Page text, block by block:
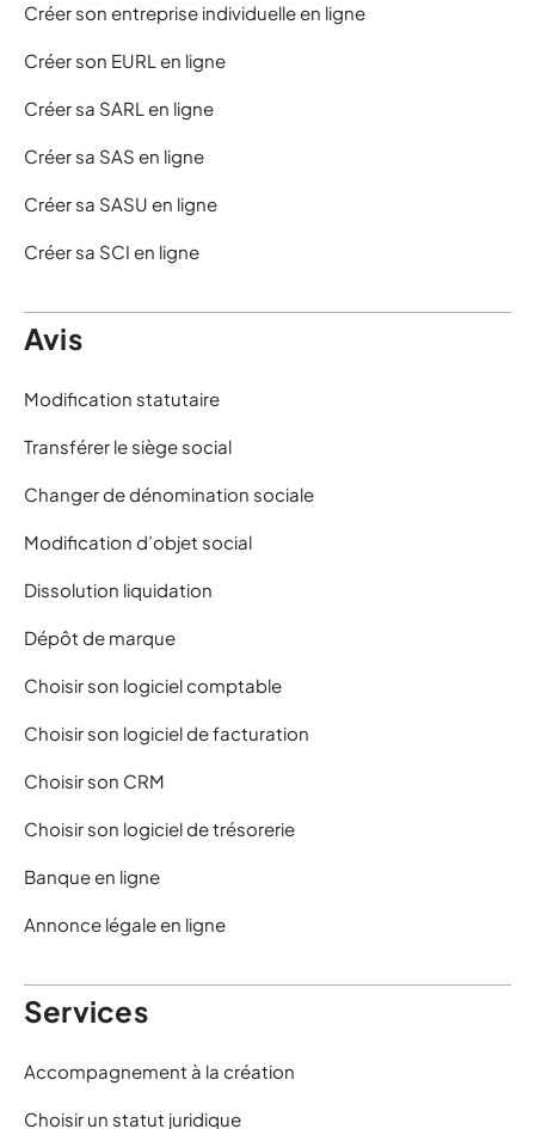
Créer son entreprise individuelle en ligne
Créer son EURL en ligne
Créer sa SARL en ligne
Créer sa SAS en ligne
Créer sa SASU en ligne
Créer sa SCI en ligne
Avis
Modification statutaire
Transférer le siège social
Changer de dénomination sociale
Modification d’objet social
Dissolution liquidation
Dépôt de marque
Choisir son logiciel comptable
Choisir son logiciel de facturation
Choisir son CRM
Choisir son logiciel de trésorerie
Banque en ligne
Annonce légale en ligne
Services
Accompagnement à la création
Choisir un statut juridique